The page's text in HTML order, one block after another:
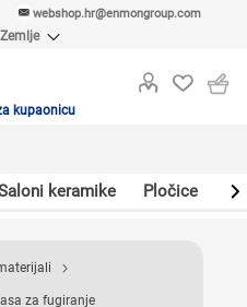
webshop.hr@enmongroup.com
MKD
kupaonicu
keramike Pločice
za fugiranje